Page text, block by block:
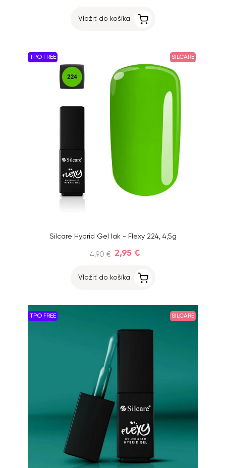
Vložiť do košíka
TPO FREE SILCARE
Silcare Hybrid Gel lak - Flexy 224, 4,5g
4,90 € 2,95 €
Vložiť do košíka
TPO FREE SILCARE